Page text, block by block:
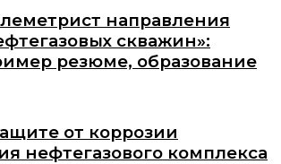
направления
скважин»:
резюме, образование
от коррозии
нефтегазового комплекса